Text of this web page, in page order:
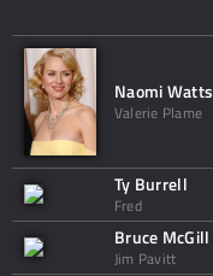
Naomi Watts
Valerie Plame
Ty Burrell
Fred
Bruce McGill
Jim Pavitt